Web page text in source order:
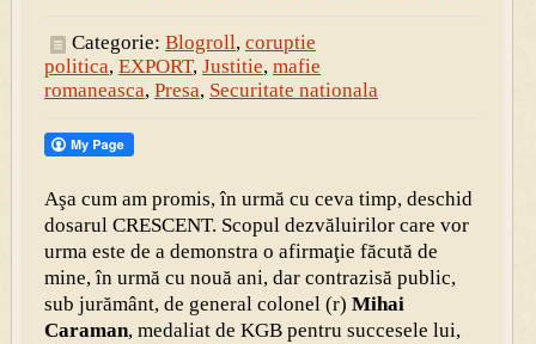
Categorie: Blogroll, coruptie
politica, EXPORT, Justitie, mafie
romaneasca, Presa, Securitate nationala
Aşa cum am promis, în urmă cu ceva timp, deschid
dosarul CRESCENT. Scopul dezvăluirilor care vor
urma este de a demonstra o afirmaţie făcută de
mine, în urmă cu nouă ani, dar contrazisă public,
sub jurământ, de general colonel (r) Mihai
Caraman, medaliat de KGB pentru succesele lui,